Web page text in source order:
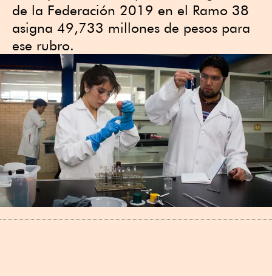
de la Federación 2019 en el Ramo 38
asigna 49,733 millones de pesos para
ese rubro.